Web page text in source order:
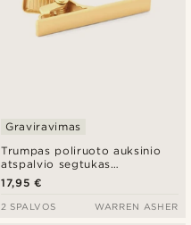
Trumpas poliruoto auksinio
atspalvio segtukas
kaklaraiščiui
Graviravimas
17,95 €
2 SPALVOS WARREN ASHER